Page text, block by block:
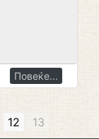
Повеќе...
12 13